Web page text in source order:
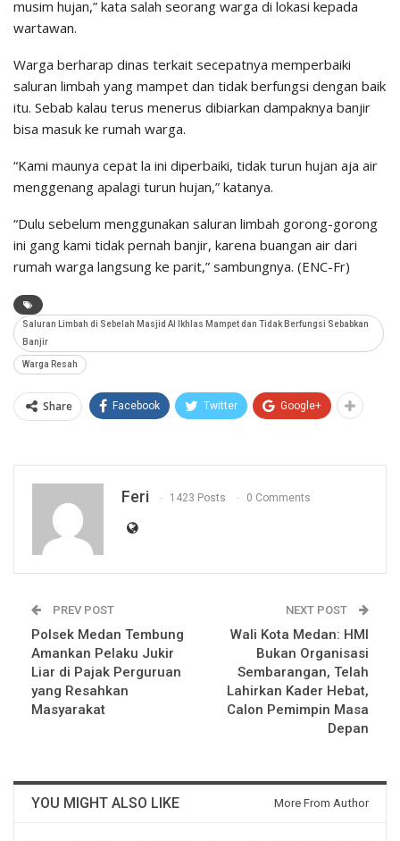
musim hujan,” kata salah seorang warga di lokasi kepada
wartawan.
Warga berharap dinas terkait secepatnya memperbaiki
saluran limbah yang mampet dan tidak berfungsi dengan baik
itu. Sebab kalau terus menerus dibiarkan dampaknya banjir
bisa masuk ke rumah warga.
“Kami maunya cepat la ini diperbaiki, tidak turun hujan aja air
menggenang apalagi turun hujan,” katanya.
“Dulu sebelum menggunakan saluran limbah gorong-gorong
ini gang kami tidak pernah banjir, karena buangan air dari
rumah warga langsung ke parit,” sambungnya. (ENC-Fr)
Saluran Limbah di Sebelah Masjid Al Ikhlas Mampet dan Tidak Berfungsi Sebabkan
Banjir
Warga Resah
Share Facebook Twitter Google+
Feri 1423 Posts 0 Comments
PREV POST
Polsek Medan Tembung
Amankan Pelaku Jukir
Liar di Pajak Perguruan
yang Resahkan
Masyarakat
NEXT POST
Wali Kota Medan: HMI
Bukan Organisasi
Sembarangan, Telah
Lahirkan Kader Hebat,
Calon Pemimpin Masa
Depan
YOU MIGHT ALSO LIKE More From Author